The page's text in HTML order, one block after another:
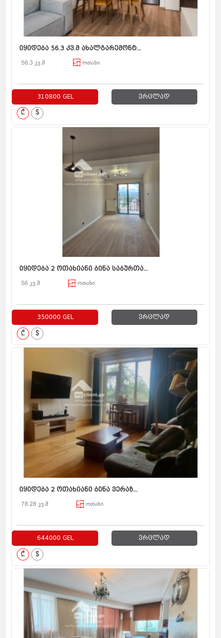
იყიდება 56.3 კვ.მ ახალგარემონტ...
56.3 კვ.მ ოთახი
310800 GEL ვრცლად
₾ $
იყიდება 2 ოთახიანი ბინა საბურთა...
56 კვ.მ ოთახი
350000 GEL ვრცლად
₾ $
იყიდება 2 ოთახიანი ბინა ვერაზ...
78.28 კვ.მ ოთახი
644000 GEL ვრცლად
₾ $